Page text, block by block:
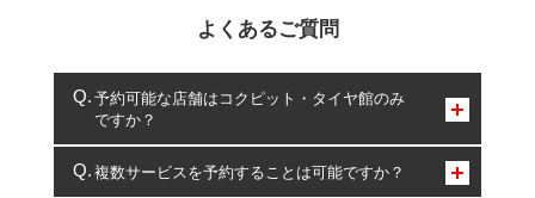
よくあるご質問
予約可能な店舗はコクピット・タイヤ館のみ
ですか？
コクピット・タイヤ館のみとなります。
複数サービスを予約することは可能ですか？